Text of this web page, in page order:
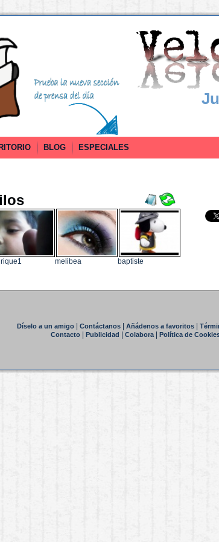
BLOG ESPECIALES
melibea baptiste
Díselo a un amigo| Contáctanos| Añádenos a favoritos|
Contacto| Publicidad Colabora| Política de